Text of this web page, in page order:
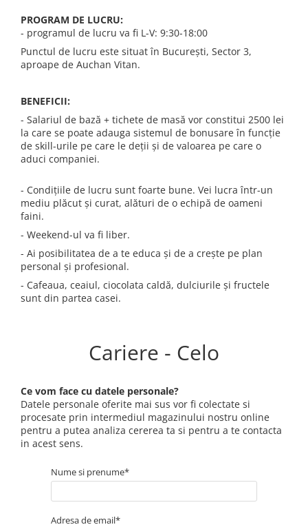
MacBook Pro
A1278 (Unibody 13” 2009-2012)
A1286 (Unibody 15” 2008-2012)
MacBook
A1342 (Unibody 13” 2009-2010)
A1534 (Retina 12” 2015-2017)
Piese & Accesorii iPhone
iPhone 16 Pro
iPhone 17 Pro
iPhone 15 Pro Max
iPhone 16 Plus
iPhone 17
iPhone 15 Pro
iPhone 14 Pro Max
iPhone 14 Pro
iPhone 14 Plus
iPhone 13 Pro Max
iPhone 13
PROGRAM DE LUCRU:
- programul de lucru va fi L-V: 9:30-18:00
Punctul de lucru este situat în București, Sector 3,
aproape de Auchan Vitan.
BENEFICII:
- Salariul de bază + tichete de masă vor constitui 2500 lei
la care se poate adauga sistemul de bonusare în funcție
de skill-urile pe care le deții și de valoarea pe care o
aduci companiei.
- Condițiile de lucru sunt foarte bune. Vei lucra într-un
mediu plăcut și curat, alături de o echipă de oameni
faini.
- Weekend-ul va fi liber.
- Ai posibilitatea de a te educa și de a crește pe plan
personal și profesional.
- Cafeaua, ceaiul, ciocolata caldă, dulciurile și fructele
sunt din partea casei.
Cariere - Celo
Ce vom face cu datele personale?
Datele personale oferite mai sus vor fi colectate si
procesate prin intermediul magazinului nostru online
pentru a putea analiza cererea ta si pentru a te contacta
in acest sens.
Nume si prenume*
Adresa de email*